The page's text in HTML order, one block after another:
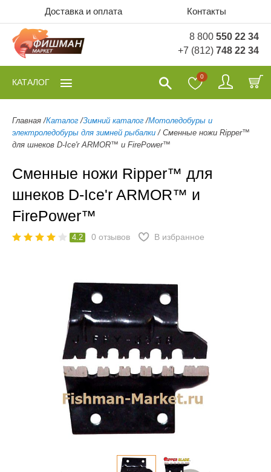
Доставка и оплата Контакты
8 800 550 22 34
+7 (812) 748 22 34
0
КАТАЛОГ
Главная /Каталог /Зимний каталог /Мотоледобуры и
электроледобуры для зимней рыбалки / Сменные ножи Ripper™
для шнеков D-Ice'r ARMOR™ и FirePower™
Сменные ножи Ripper™ для
шнеков D-Ice'r ARMOR™ и
FirePower™
4.2 0 отзывов В избранное